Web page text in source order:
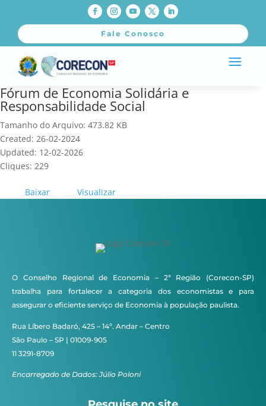
Fale Conosco
Fórum de Economia Solidária e
Responsabilidade Social
Tamanho do Arquivo: 473.82 KB
Created: 26-02-2024
Updated: 12-02-2026
Cliques: 229
Baixar Visualizar
O Conselho Regional de Economia – 2ª Região (Corecon-SP)
trabalha para fortalecer a categoria dos economistas e para
assegurar o eficiente serviço de Economia à população paulista.
Rua Líbero Badaró, 425 – 14º. Andar – Centro
São Paulo – SP | 01009-905
11 3291-8709
Encarregado de Dados: Júlio Poloni